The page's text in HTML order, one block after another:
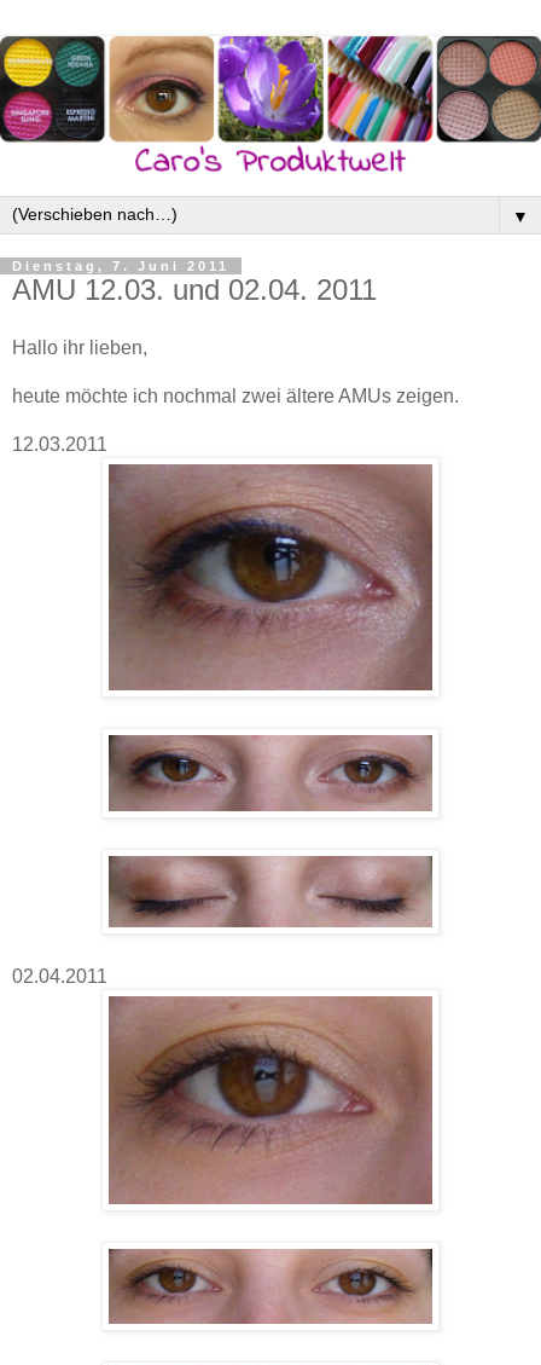
▼
Dienstag, 7. Juni 2011
AMU 12.03. und 02.04. 2011
Hallo ihr lieben,
heute möchte ich nochmal zwei ältere AMUs zeigen.
12.03.2011
02.04.2011